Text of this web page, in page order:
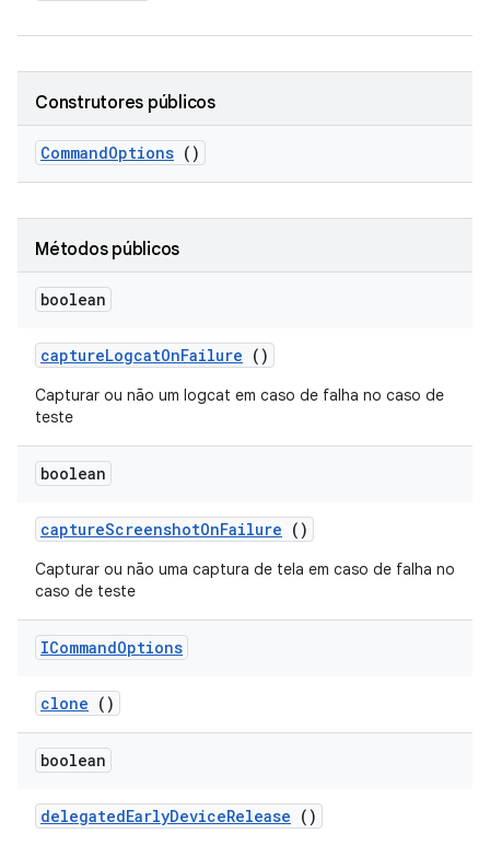
Construtores públicos
CommandOptions ()
Métodos públicos
boolean
captureLogcatOnFailure ()
Capturar ou não um logcat em caso de falha no caso de
teste
boolean
captureScreenshotOnFailure ()
Capturar ou não uma captura de tela em caso de falha no
caso de teste
ICommandOptions
clone ()
boolean
delegatedEarlyDeviceRelease ()